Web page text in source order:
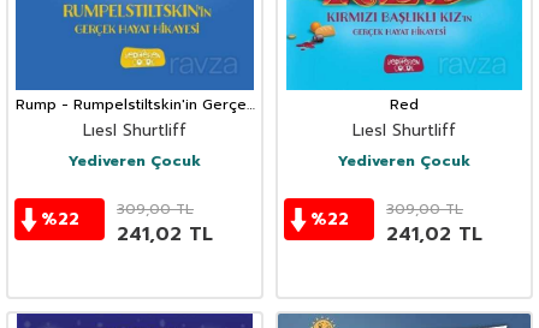
Rump - Rumpelstiltskin'in Gerçek
Hayat Hikayesi
Lıesl Shurtliff
Yediveren Çocuk
%22 309,00TL
241,02 TL
Red
Lıesl Shurtliff
Yediveren Çocuk
%22 309,00TL
241,02 TL